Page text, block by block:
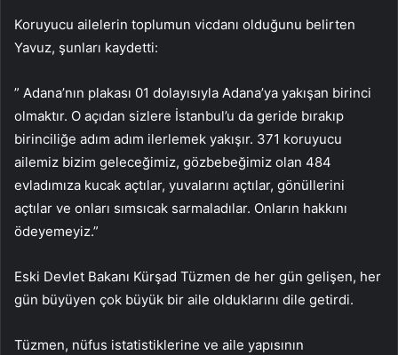
Koruyucu ailelerin toplumun vicdanı olduğunu belirten
Yavuz, şunları kaydetti:
” Adana’nın plakası 01 dolayısıyla Adana’ya yakışan birinci
olmaktır. O açıdan sizlere İstanbul’u da geride bırakıp
birinciliğe adım adım ilerlemek yakışır. 371 koruyucu
ailemiz bizim geleceğimiz, gözbebeğimiz olan 484
evladımıza kucak açtılar, yuvalarını açtılar, gönüllerini
açtılar ve onları sımsıcak sarmaladılar. Onların hakkını
ödeyemeyiz.”
Eski Devlet Bakanı Kürşad Tüzmen de her gün gelişen, her
gün büyüyen çok büyük bir aile olduklarını dile getirdi.
Tüzmen, nüfus istatistiklerine ve aile yapısının